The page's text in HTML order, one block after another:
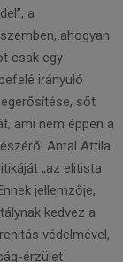
a
ahogyan
csak egy
irányuló
sőt
ami nem éppen a
Antal Attila
„az elitista
jellemzője,
kedvez a
védelmével,
érzület